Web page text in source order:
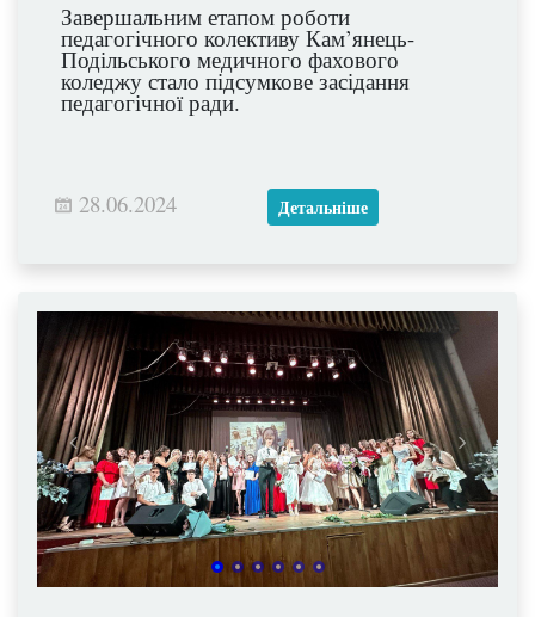
Завершальним етапом роботи
педагогічного колективу Кам’янець-
Подільського медичного фахового
коледжу стало підсумкове засідання
педагогічної ради.
28.06.2024 Детальніше